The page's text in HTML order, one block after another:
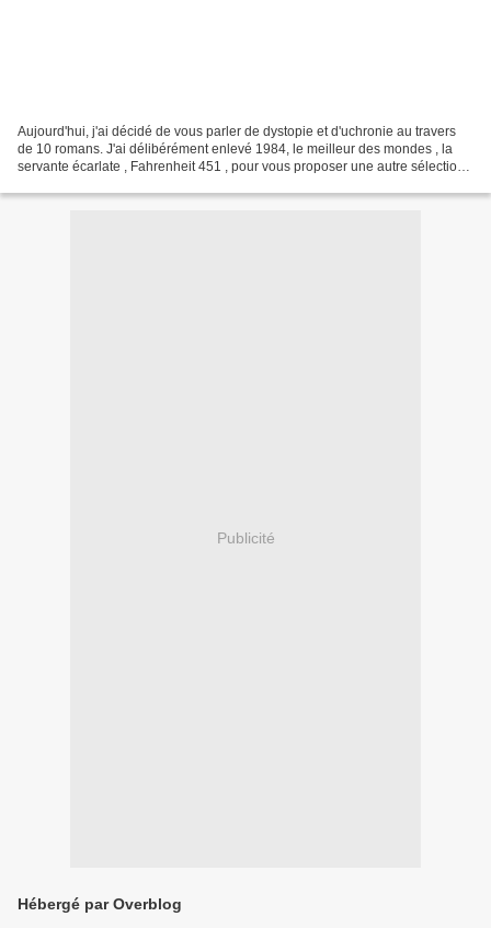
Aujourd'hui, j'ai décidé de vous parler de dystopie et d'uchronie au travers
de 10 romans. J'ai délibérément enlevé 1984, le meilleur des mondes , la
servante écarlate , Fahrenheit 451 , pour vous proposer une autre sélection
Publicité
Hébergé par Overblog